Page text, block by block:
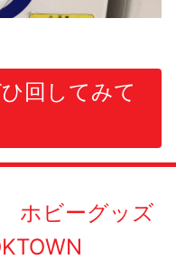
回してみて
ホビーグッズ